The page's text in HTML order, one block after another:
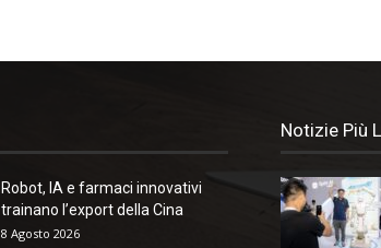
Robot, IA e farmaci innovativi
trainano l’export della Cina
8 Agosto 2026
Notizie Più